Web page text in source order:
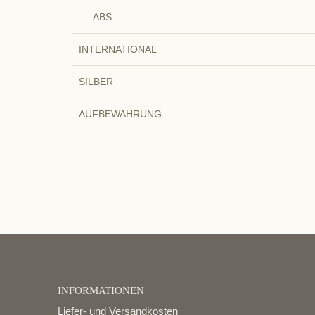
ABS
INTERNATIONAL
SILBER
AUFBEWAHRUNG
INFORMATIONEN
Liefer- und Versandkosten